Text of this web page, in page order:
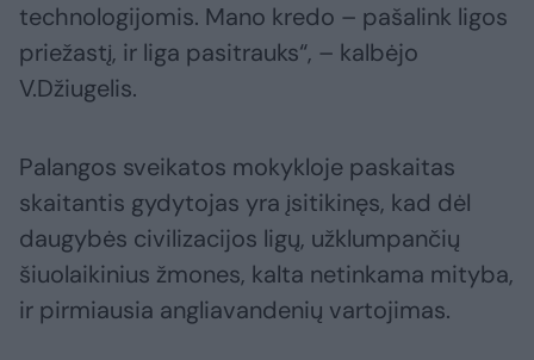
technologijomis. Mano kredo – pašalink ligos
priežastį, ir liga pasitrauks“, – kalbėjo
V.Džiugelis.
Palangos sveikatos mokykloje paskaitas
skaitantis gydytojas yra įsitikinęs, kad dėl
daugybės civilizacijos ligų, užklumpančių
šiuolaikinius žmones, kalta netinkama mityba,
ir pirmiausia angliavandenių vartojimas.